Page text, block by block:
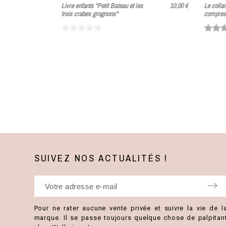
Livre enfants "Petit Bateau et les
trois crabes grognons"
10,00 €
Le
SUIVEZ NOS ACTUALITÉS !
Pour ne rater aucune vente privée et suivre la vie de
marque. Il se passe toujours quelque chose de